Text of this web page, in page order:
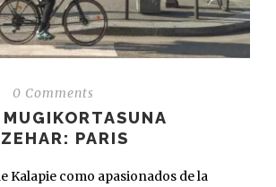
0 Comments
PARIS
Kalapie como apasionados de la